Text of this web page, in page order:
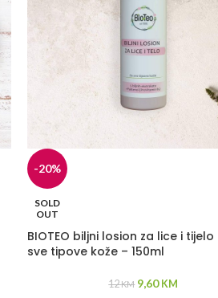
-20%
SOLD
OUT
BIOTEO biljni losion za lice i tijelo
sve tipove kože – 150ml
12KM 9,60 KM